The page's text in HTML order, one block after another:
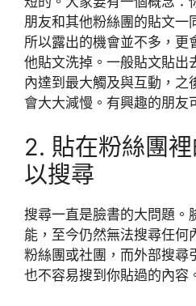
朋友和其他粉絲團的貼文一
所以露出的機會並不多，更
他貼文洗掉。一般貼文貼出
內達到最大觸及與互動，之
會大大減慢。有興趣的朋友
2. 貼在粉絲團
以搜尋
搜尋一直是臉書的大問題。
能，至今仍然無法搜尋任何
粉絲團或社團，而外部搜尋
也不容易搜到你貼過的內容